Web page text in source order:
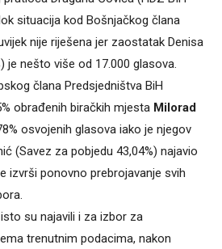
situacija kod Bošnjačkog člana
nije riješena jer zaostatak Denisa
je nešto više od 17.000 glasova.
člana Predsjedništva BiH
obrađenih biračkih mjesta Milorad
osvojenih glasova iako je njegov
(Savez za pobjedu 43,04%) najavio
izvrši ponovno prebrojavanje svih
su najavili i za izbor za
trenutnim podacima, nakon